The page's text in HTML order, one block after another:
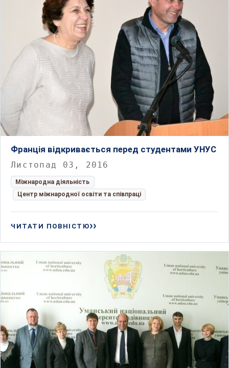
Франція відкривається перед студентами УНУС
Листопад 03, 2016
Міжнародна діяльність
Центр міжнародної освіти та співпраці
ЧИТАТИ ПОВНІСТЮ